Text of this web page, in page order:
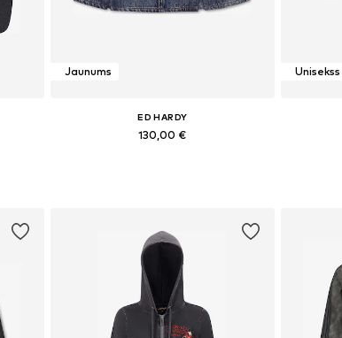
Jaunums
ED HARDY
130,00 €
Unisekss